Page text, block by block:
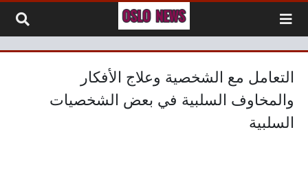
التعامل مع الشخصية وعلاج الأفكار
والمخاوف السلبية في بعض الشخصيات
السلبية